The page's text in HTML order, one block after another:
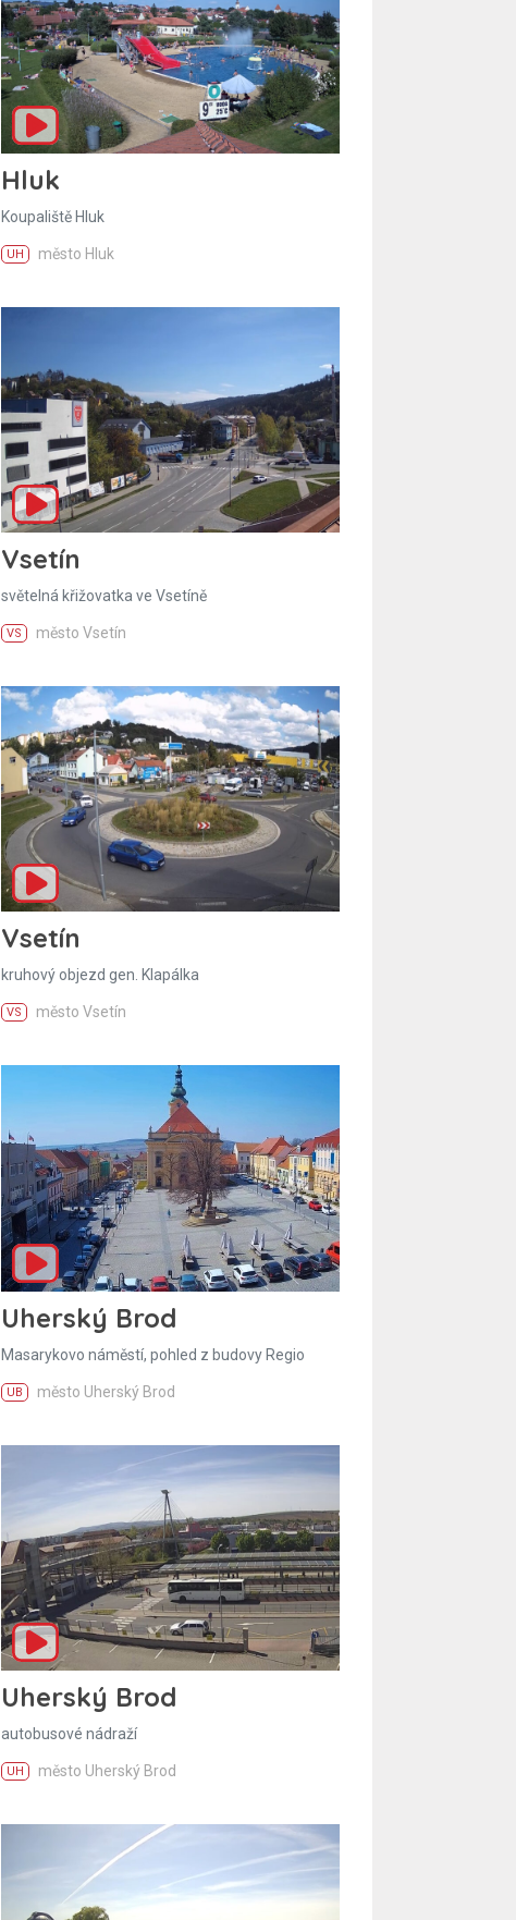
Hluk
Koupaliště Hluk
UH město Hluk
Vsetín
světelná křižovatka ve Vsetíně
VS město Vsetín
Vsetín
kruhový objezd gen. Klapálka
VS město Vsetín
Uherský Brod
Masarykovo náměstí, pohled z budovy Regio
UB město Uherský Brod
Uherský Brod
autobusové nádraží
UH město Uherský Brod